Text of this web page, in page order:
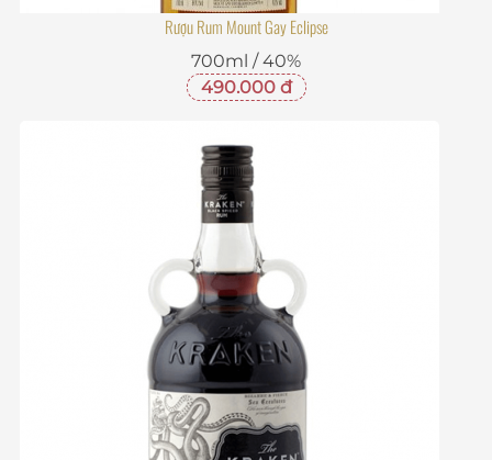
Rượu Rum Mount Gay Eclipse
700ml / 40%
490.000 đ